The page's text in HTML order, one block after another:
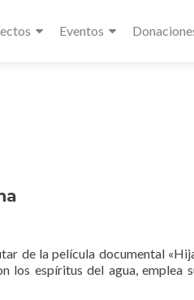
Eventos
de la película documental
los espíritus del agua, emplea